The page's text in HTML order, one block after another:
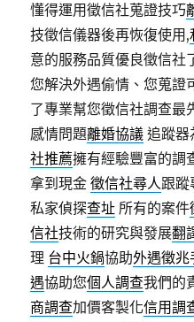
懂得運用徵信社蒐證技巧
技徵信儀器後再恢復使用,
意的服務品質優良徵信社
您解決外遇偷情、您蒐證
了專業幫您徵信社調查最
感情問題離婚協議 追蹤器
社推薦擁有經驗豐富的調
拿到現金徵信社尋人跟蹤
私家偵探查址 所有的案件
信社技術的研究與發展翻
理 台中火鍋協助外遇徵兆
遇協助您個人調查我們的
商調查加價客製化信用調